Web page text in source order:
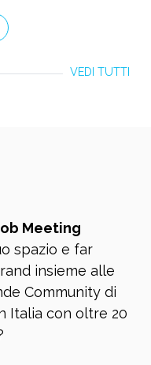
VEDI TUTTI
Meeting
spazio e far
insieme alle
Community di
Italia con oltre 20